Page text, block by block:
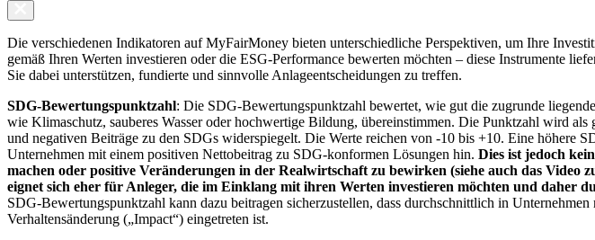
Die verschiedenen Indikatoren auf MyFairMoney bieten unterschiedliche Perspektiven, um Ihre
gemäß Ihren Werten investieren oder die ESG-Performance bewerten möchten – diese Instrumente
Sie dabei unterstützen, fundierte und sinnvolle Anlageentscheidungen zu treffen.
SDG-Bewertungspunktzahl: Die SDG-Bewertungspunktzahl bewertet, wie gut die zugrunde
wie Klimaschutz, sauberes Wasser oder hochwertige Bildung, übereinstimmen. Die Punktzahl wird
und negativen Beiträge zu den SDGs widerspiegelt. Die Werte reichen von -10 bis +10. Eine höhere
Unternehmen mit einem positiven Nettobeitrag zu SDG-konformen Lösungen hin. Dies ist jedoch
machen oder positive Veränderungen in der Realwirtschaft zu bewirken (siehe auch das
eignet sich eher für Anleger, die im Einklang mit ihren Werten investieren möchten und daher
SDG-Bewertungspunktzahl kann dazu beitragen sicherzustellen, dass durchschnittlich in
Verhaltensänderung („Impact“) eingetreten ist.